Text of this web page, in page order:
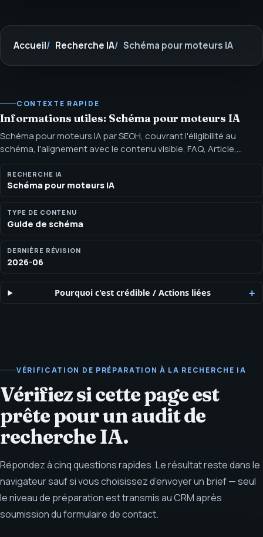
Accueil Recherche IA Schéma pour moteurs IA
CONTEXTE RAPIDE
Informations utiles: Schéma pour moteurs IA
Schéma pour moteurs IA par SEOH, couvrant l'éligibilité au
schéma, l'alignement avec le contenu visible, FAQ, Article,
Service, Organisation et la cadence de validation. Le schéma
pour moteurs IA doit décrire le contenu visible réel : entités, fil
d'Ariane, services, FAQ, articles, produits et faits d'organisation.
C'est un support, pas un raccourci.
RECHERCHE IA
Schéma pour moteurs IA
TYPE DE CONTENU
Guide de schéma
DERNIÈRE RÉVISION
2026-06
Pourquoi c'est crédible /Actions liées
VÉRIFICATION DE PRÉPARATION À LA RECHERCHE IA
Vérifiez si cette page est
prête pour un audit de
recherche IA.
Répondez à cinq questions rapides. Le résultat reste dans le
navigateur sauf si vous choisissez d’envoyer un brief — seul
le niveau de préparation est transmis au CRM après
soumission du formulaire de contact.